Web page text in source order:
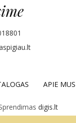
APIE MUS
digis.lt